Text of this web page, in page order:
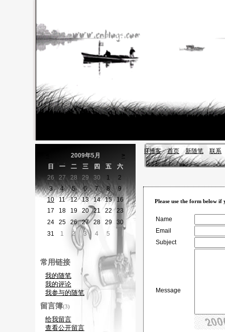
IT博客 首页 新随笔 联系
Please use the form below if
Name
Email
Subject
Message
2009年5月
>
日
一 二 三 四 五
六
26
27 28 29 30 1
2
3
4 5 6 7 8
9
10
11 12 13 14 15
16
17
18 19 20 21 22
23
24
25 26 27 28 29
30
31
1 2 3 4 5
常用链接
我的随笔
我的评论
我参与的随笔
留言簿(3)
给我留言
查看公开留言